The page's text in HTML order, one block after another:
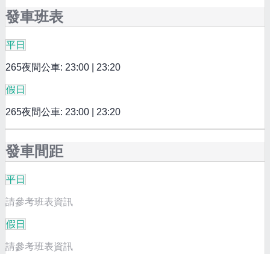
發車班表
平日
265夜間公車: 23:00 | 23:20
假日
265夜間公車: 23:00 | 23:20
發車間距
平日
請參考班表資訊
假日
請參考班表資訊